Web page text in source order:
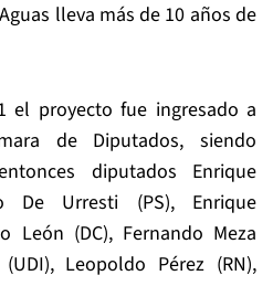
lleva más de 10 años de
el proyecto fue ingresado a
de Diputados, siendo
diputados Enrique
De Urresti (PS), Enrique
León (DC), Fernando Meza
Leopoldo Pérez (RN),